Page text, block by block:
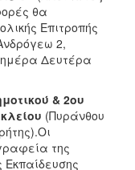
θα
Επιτροπής
2,
Δευτέρα
& 2ου
(Πυράνθου
της
Εκπαίδευσης